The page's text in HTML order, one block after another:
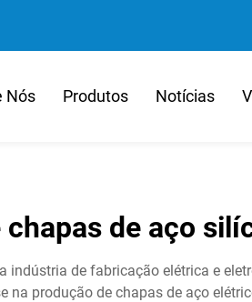
Nós Produtos Notícias
de aço
de fabricação elétrica e
produção de chapas de aço